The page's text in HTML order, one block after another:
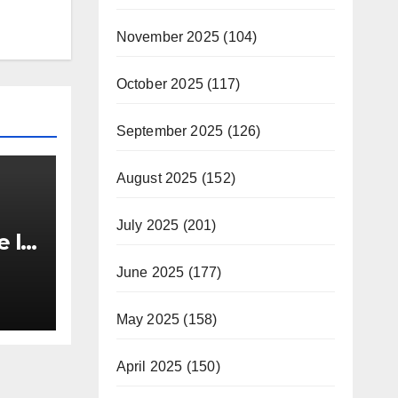
la
November 2025 (104)
October 2025(117)
September 2025 (126)
August 2025 (152)
July 2025 (201)
June 2025 (177)
May 2025 (158)
April 2025 (150)